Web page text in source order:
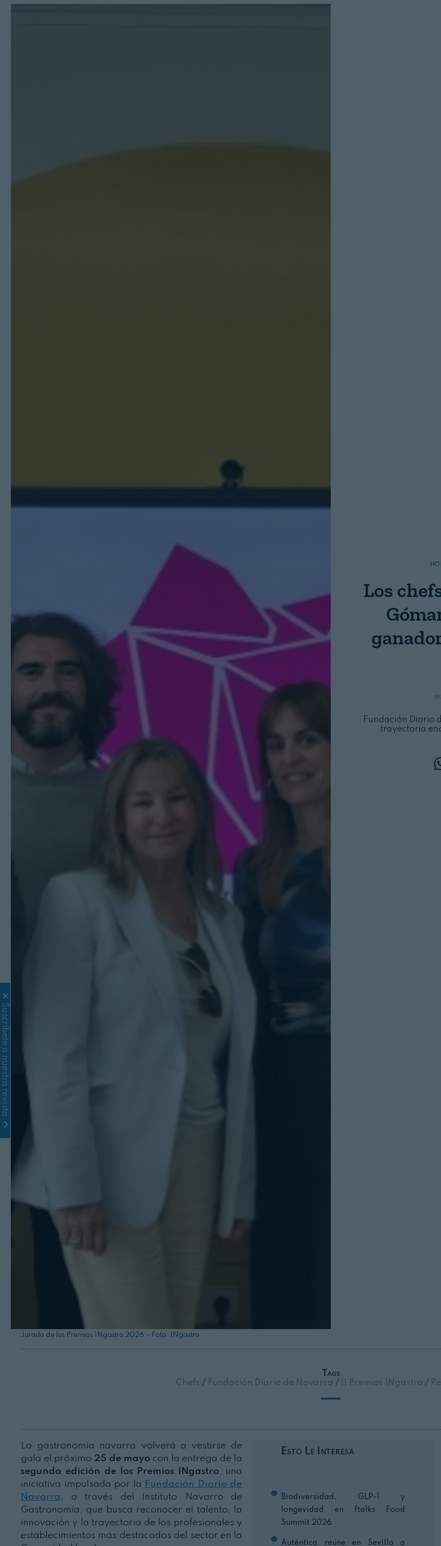
Jurado de los Premios INgastro 2026.- Foto: INgastro
Los
Fundación Diario
trayectoria
Tags
Chefs / Fundación Diario de Navarra / II Premios INgastro /
Esto Le Interesa
Biodiversidad, GLP-1 y
longevidad en ftalks Food
Summit 2026
Auténtica reúne en Sevilla a
La gastronomía navarra volverá a vestirse de
gala el próximo 25 de mayo con la entrega de la
segunda edición de los Premios INgastro , una
iniciativa impulsada por la Fundación Diario de
Navarra , a través del Instituto Navarro de
Gastronomía, que busca reconocer el talento, la
innovación y la trayectoria de los profesionales y
establecimientos más destacados del sector en la
Suscríbete a nuestra revista
Password: